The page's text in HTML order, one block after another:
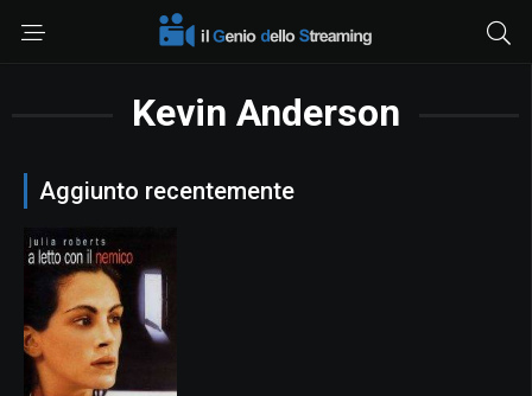
Kevin Anderson
Aggiunto recentemente